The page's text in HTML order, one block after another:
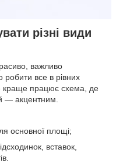
різні види
важливо
робити все в рівних
краще працює схема, де
— акцентним.
основної площі;
вставок,